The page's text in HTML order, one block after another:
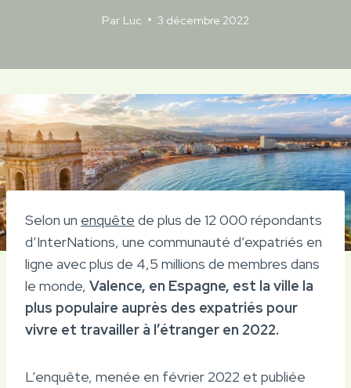
Par Luc 3 décembre 2022
Selon un enquête de plus de 12 000 répondants
d’InterNations, une communauté d’expatriés en
ligne avec plus de 4,5 millions de membres dans
le monde, Valence, en Espagne, est la ville la
plus populaire auprès des expatriés pour
vivre et travailler à l’étranger en 2022.
L’enquête, menée en février 2022 et publiée